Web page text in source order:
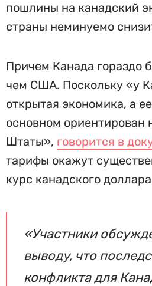
пошлины на канадский
страны неминуемо
Причем Канада гораздо
чем США. Поскольку «у
открытая экономика, а
основном ориентирован
Штаты», говорится в
тарифы окажут
курс канадского
«Участники
выводу, что
конфликта для